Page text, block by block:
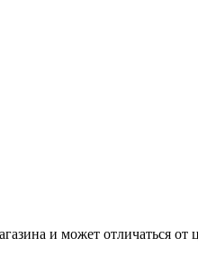
и может отличаться